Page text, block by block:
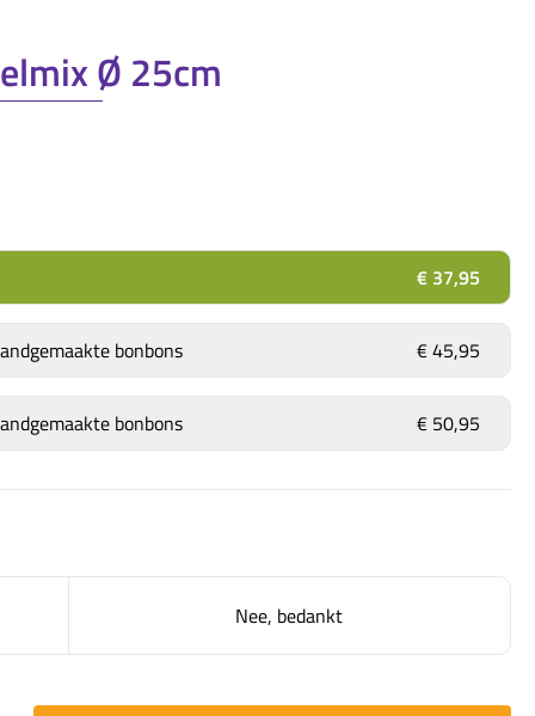
Ø 25cm
€ 37,95
bonbons € 45,95
bonbons € 50,95
Nee, bedankt